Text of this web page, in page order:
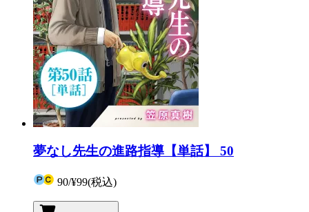
夢なし先生の進路指導【単話】 50
90/¥99(税込)